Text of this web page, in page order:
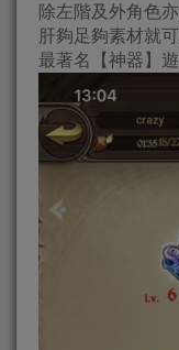
除左階及外角色
肝夠足夠素材就
最著名【神器】